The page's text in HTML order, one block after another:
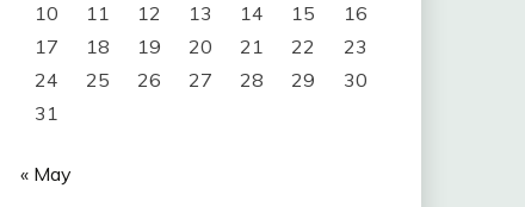
10
11 12 13 14 15
16
17
18 19 20 21 22
23
24
25 26 27 28 29
30
31
« May